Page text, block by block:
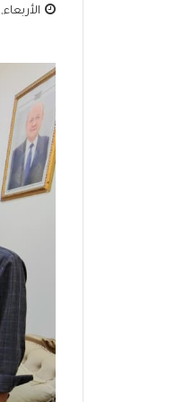
الأربعاء, 03 يونيو 2026 - 07:32 م